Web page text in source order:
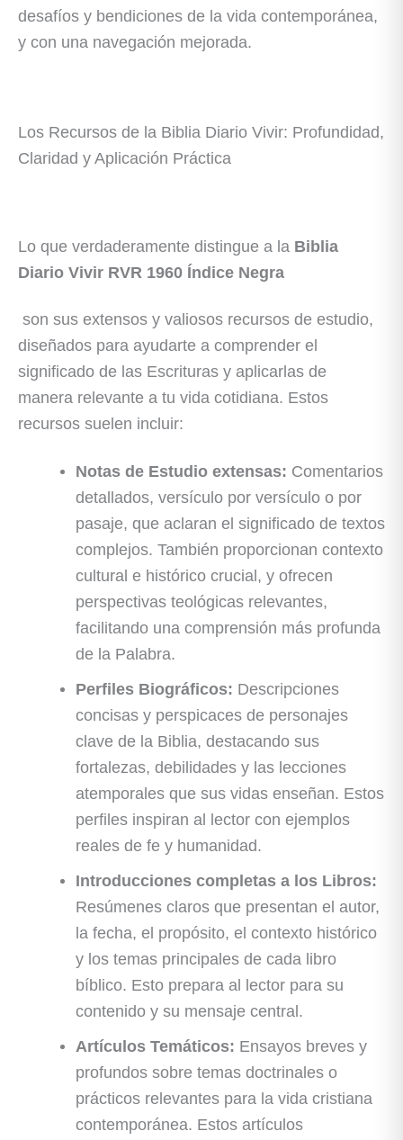
desafíos y bendiciones de la vida contemporánea,
y con una navegación mejorada.
Los Recursos de la Biblia Diario Vivir: Profundidad,
Claridad y Aplicación Práctica
Lo que verdaderamente distingue a la Biblia
Diario Vivir RVR 1960 Índice Negra
son sus extensos y valiosos recursos de estudio,
diseñados para ayudarte a comprender el
significado de las Escrituras y aplicarlas de
manera relevante a tu vida cotidiana. Estos
recursos suelen incluir:
Notas de Estudio extensas: Comentarios
detallados, versículo por versículo o por
pasaje, que aclaran el significado de textos
complejos. También proporcionan contexto
cultural e histórico crucial, y ofrecen
perspectivas teológicas relevantes,
facilitando una comprensión más profunda
de la Palabra.
Perfiles Biográficos: Descripciones
concisas y perspicaces de personajes
clave de la Biblia, destacando sus
fortalezas, debilidades y las lecciones
atemporales que sus vidas enseñan. Estos
perfiles inspiran al lector con ejemplos
reales de fe y humanidad.
Introducciones completas a los Libros:
Resúmenes claros que presentan el autor,
la fecha, el propósito, el contexto histórico
y los temas principales de cada libro
bíblico. Esto prepara al lector para su
contenido y su mensaje central.
Artículos Temáticos: Ensayos breves y
profundos sobre temas doctrinales o
prácticos relevantes para la vida cristiana
contemporánea. Estos artículos